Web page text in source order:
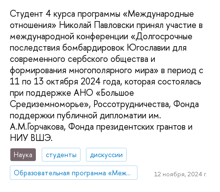
Студент 4 курса программы «Международные
отношения» Николай Павловски принял участие в
международной конференции «Долгосрочные
последствия бомбардировок Югославии для
современного сербского общества и
формирования многополярного мира» в период с
11 по 13 октября 2024 года, которая состоялась
при поддержке АНО «Большое
Средиземноморье», Россотрудничества, Фонда
поддержки публичной дипломатии им.
А.М.Горчакова, Фонда президентских грантов и
НИУ ВШЭ.
Наука студенты
дискуссии
Образовательная программа «Международные отношения»
12 ноября, 2024 г.